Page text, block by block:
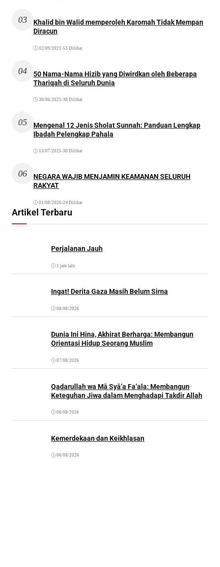
03
Khalid bin Walid memperoleh Karomah Tidak Mempan
Diracun
02/09/2021 •53 Dilihat
04
50 Nama-Nama Hizib yang Diwirdkan oleh Beberapa
Thariqah di Seluruh Dunia
30/06/2025 •38 Dilihat
05
Mengenal 12 Jenis Sholat Sunnah: Panduan Lengkap
Ibadah Pelengkap Pahala
13/07/2025 •30 Dilihat
06
NEGARA WAJIB MENJAMIN KEAMANAN SELURUH
RAKYAT
01/08/2026•24 Dilihat
Artikel Terbaru
Perjalanan Jauh
1 jam lalu
Ingat! Derita Gaza Masih Belum Sirna
08/08/2026
Dunia Ini Hina, Akhirat Berharga: Membangun
Orientasi Hidup Seorang Muslim
07/08/2026
Qadarullah wa Mā Syā’a Fa’ala: Membangun
Keteguhan Jiwa dalam Menghadapi Takdir Allah
06/08/2026
Kemerdekaan dan Keikhlasan
06/08/2026